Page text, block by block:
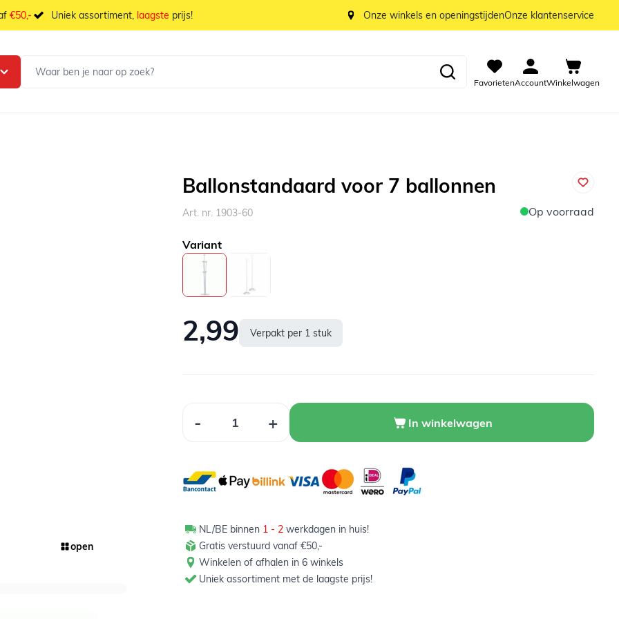
€50,- Uniek assortiment, laagste prijs! Onze winkels en openingstijdenOnze klantenservice
FavorietenAccountWinkelwagen
open
Ballonstandaard voor 7 ballonnen
Art. nr. 1903-60 Op voorraad
Variant
2,99 Verpakt per 1 stuk
- + In winkelwagen
NL/BE binnen 1 - 2 werkdagen in huis!
Gratis verstuurd vanaf €50,-
Winkelen of afhalen in 6 winkels
Uniek assortiment met de laagste prijs!